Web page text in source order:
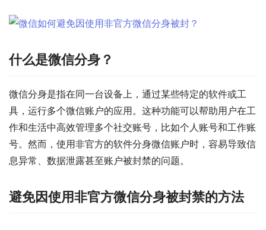
什么是微信分身？
微信分身是指在同一台设备上，通过某些特定的软件或工
具，运行多个微信账户的应用。这种功能可以帮助用户在工
作和生活中高效管理多个社交账号，比如个人账号和工作账
号。然而，使用非官方的软件分身微信账户时，容易导致信
息异常、数据泄露甚至账户被封禁的问题。
避免因使用非官方微信分身被封禁的方法